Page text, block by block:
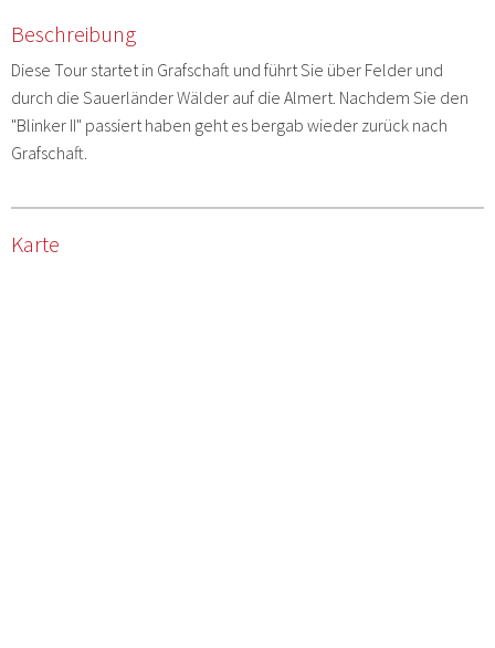
Beschreibung
Diese Tour startet in Grafschaft und führt Sie über Felder und
durch die Sauerländer Wälder auf die Almert. Nachdem Sie den
"Blinker II" passiert haben geht es bergab wieder zurück nach
Grafschaft.
Karte